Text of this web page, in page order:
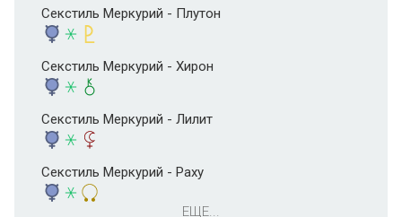
Секстиль Меркурий - Плутон
Секстиль Меркурий - Хирон
Секстиль Меркурий - Лилит
Секстиль Меркурий - Раху
ЕЩЕ...